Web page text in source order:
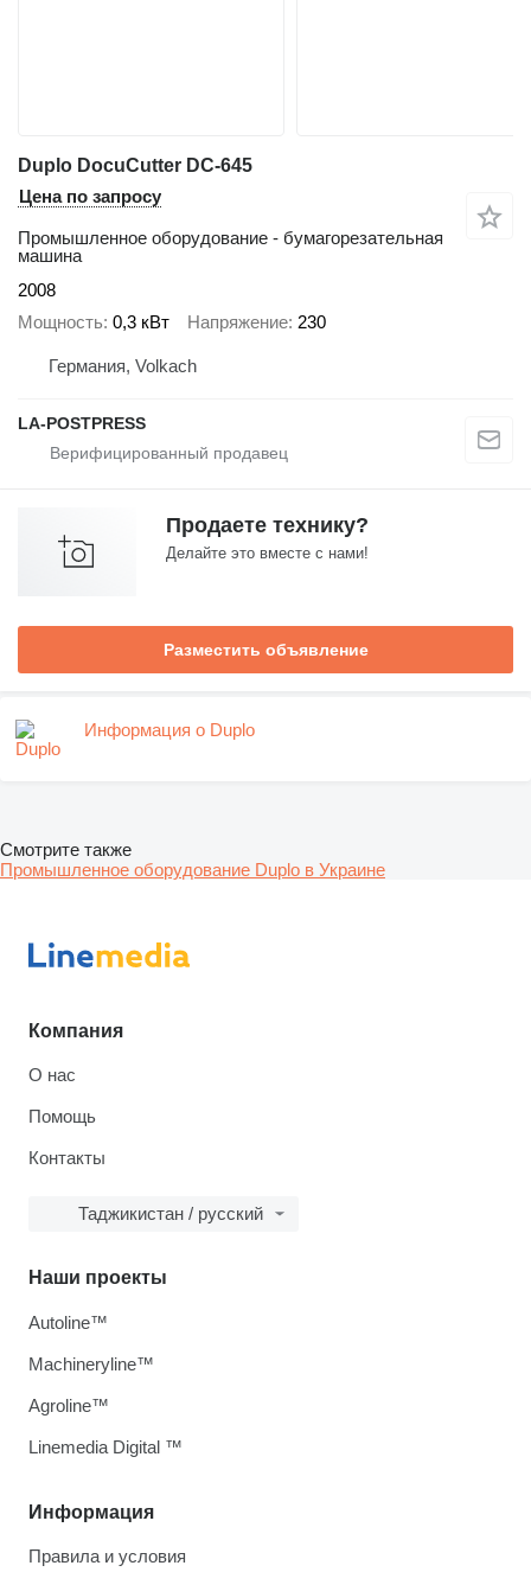
Duplo DocuCutter DC-645
Цена по запросу
Промышленное оборудование - бумагорезательная
машина
2008
Мощность 0,3 кВт Напряжение 230
Германия, Volkach
LA-POSTPRESS
Продаете технику?
Делайте это вместе с нами!
Разместить объявление
Информация о Duplo
Смотрите также
Промышленное оборудование Duplo в Украине
Компания
О нас
Помощь
Контакты
Таджикистан / русский
Информация
Правила и условия
Наши проекты
Autoline™
Machineryline™
Agroline™
Linemedia Digital ™